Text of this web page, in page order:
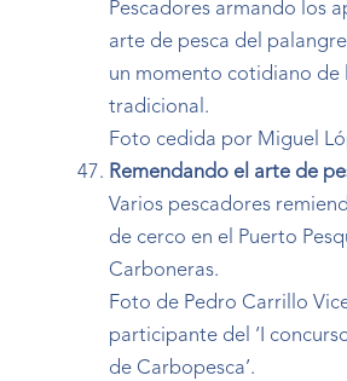
Pescadores armando los
arte de pesca del
un momento cotidiano de
tradicional.
Foto cedida por Miguel
Remendando el arte de
Varios pescadores
de cerco en el Puerto
Carboneras.
Foto de Pedro Carrillo
participante del ‘I
de Carbopesca’.